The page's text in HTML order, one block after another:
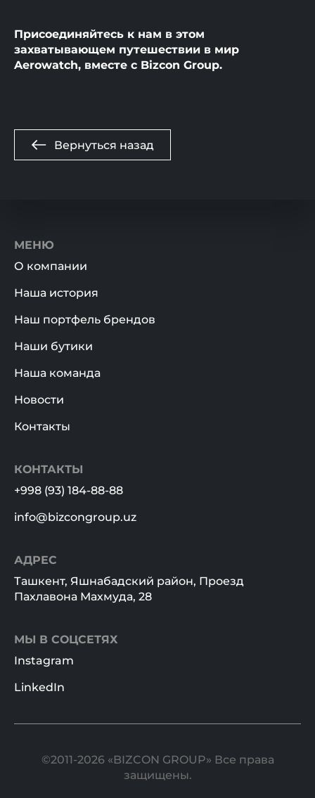
Присоединяйтесь к нам в этом
захватывающем путешествии в мир
Aerowatch, вместе с Bizcon Group.
Вернуться назад
МЕНЮ
О компании
Наша история
Наш портфель брендов
Наши бутики
Наша команда
Новости
Контакты
КОНТАКТЫ
+998 (93) 184-88-88
info@bizcongroup.uz
АДРЕС
Ташкент, Яшнабадский район, Проезд
Пахлавона Махмуда, 28
МЫ В СОЦСЕТЯХ
Instagram
LinkedIn
©2011-2026 «BIZCON GROUP» Все права
защищены.